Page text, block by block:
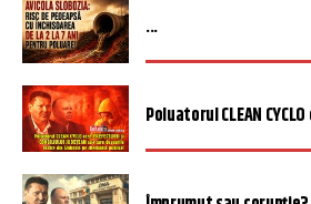
...
Poluatorul CLEAN